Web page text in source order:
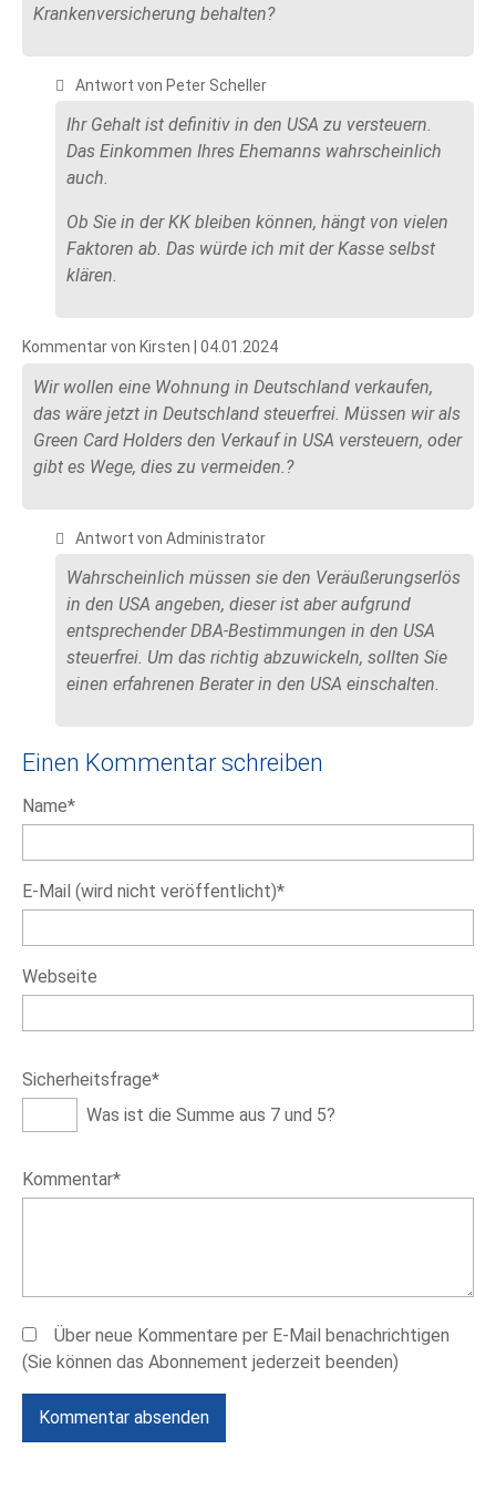
Krankenversicherung behalten?
Antwort von Peter Scheller
Ihr Gehalt ist definitiv in den USA zu versteuern.
Das Einkommen Ihres Ehemanns wahrscheinlich
auch.
Ob Sie in der KK bleiben können, hängt von vielen
Faktoren ab. Das würde ich mit der Kasse selbst
klären.
Kommentar von Kirsten | 04.01.2024
Wir wollen eine Wohnung in Deutschland verkaufen,
das wäre jetzt in Deutschland steuerfrei. Müssen wir als
Green Card Holders den Verkauf in USA versteuern, oder
gibt es Wege, dies zu vermeiden.?
Antwort von Administrator
Wahrscheinlich müssen sie den Veräußerungserlös
in den USA angeben, dieser ist aber aufgrund
entsprechender DBA-Bestimmungen in den USA
steuerfrei. Um das richtig abzuwickeln, sollten Sie
einen erfahrenen Berater in den USA einschalten.
Einen Kommentar schreiben
Pflichtfeld
Name*
Pflichtfeld
E-Mail (wird nicht veröffentlicht)*
Webseite
Pflichtfeld
Sicherheitsfrage*
Was ist die Summe aus 7 und 5?
Pflichtfeld
Kommentar*
Über neue Kommentare per E-Mail benachrichtigen
(Sie können das Abonnement jederzeit beenden)
Kommentar absenden